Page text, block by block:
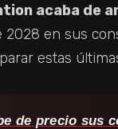
acaba de
en sus
estas
de precio sus